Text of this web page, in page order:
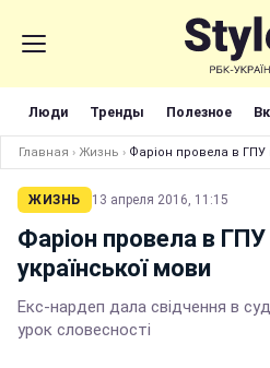
Люди Тренды Полезное
Главная › Жизнь › Фаріон провела в ГПУ
ЖИЗНЬ 13 апреля 2016, 11:15
Фаріон провела в
української мови
Екс-нардеп дала свідчення в
урок словесності